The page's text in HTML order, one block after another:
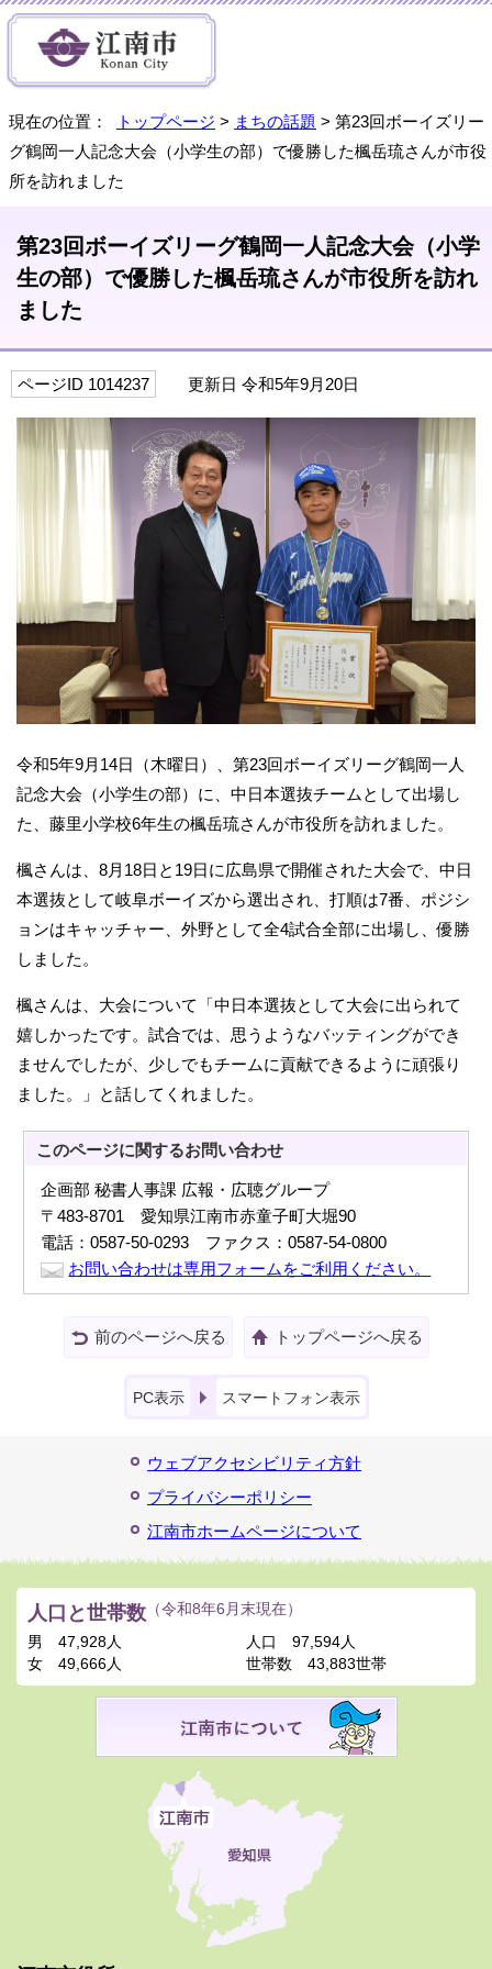
現在の位置： トップページ > まちの話題 > 第23回ボーイズリー
グ鶴岡一人記念大会（小学生の部）で優勝した楓岳琉さんが市役
所を訪れました
第23回ボーイズリーグ鶴岡一人記念大会（小学
生の部）で優勝した楓岳琉さんが市役所を訪れ
ました
ページID 1014237 更新日 令和5年9月20日
令和5年9月14日（木曜日）、第23回ボーイズリーグ鶴岡一人
記念大会（小学生の部）に、中日本選抜チームとして出場し
た、藤里小学校6年生の楓岳琉さんが市役所を訪れました。
楓さんは、8月18日と19日に広島県で開催された大会で、中日
本選抜として岐阜ボーイズから選出され、打順は7番、ポジシ
ョンはキャッチャー、外野として全4試合全部に出場し、優勝
しました。
楓さんは、大会について「中日本選抜として大会に出られて
嬉しかったです。試合では、思うようなバッティングができ
ませんでしたが、少しでもチームに貢献できるように頑張り
ました。」と話してくれました。
このページに関するお問い合わせ
企画部 秘書人事課 広報・広聴グループ
〒483-8701 愛知県江南市赤童子町大堀90
電話：0587-50-0293 ファクス：0587-54-0800
お問い合わせは専用フォームをご利用ください。
前のページへ戻る トップページへ戻る
PC表示 スマートフォン表示
ウェブアクセシビリティ方針
プライバシーポリシー
江南市ホームページについて
人口と世帯数 （令和8年6月末現在）
男
47,928人
女
49,666人
人口
97,594人
世帯数
43,883世帯